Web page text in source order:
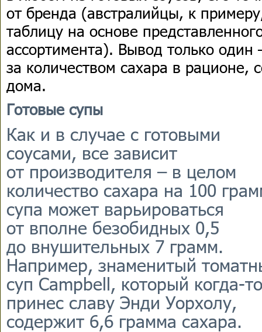
от бренда (австралийцы, к
таблицу на основе
ассортимента). Вывод только один
за количеством сахара в рационе,
дома.
Готовые супы
Как и в случае с готовыми
соусами, все зависит
от производителя – в целом
количество сахара на 100
супа может варьироваться
от вполне безобидных 0,5
до внушительных 7 грамм.
Например, знаменитый
суп Campbell, который когда-то
принес славу Энди Уорхолу,
содержит 6,6 грамма сахара.